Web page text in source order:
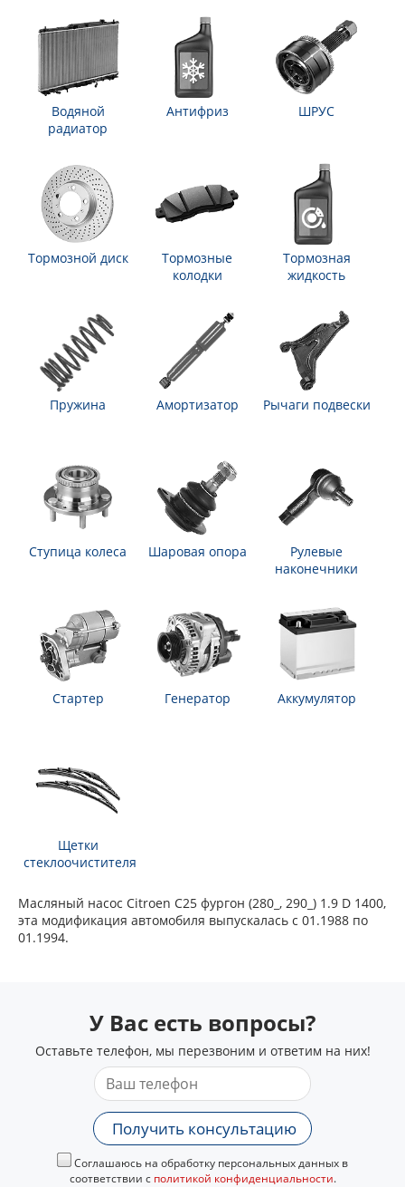
Водяной
радиатор
Антифриз ШРУС
Тормозной диск
Тормозные
колодки
Тормозная
жидкость
Пружина Амортизатор Рычаги подвески
Ступица колеса Шаровая опора
Рулевые
наконечники
Стартер Генератор Аккумулятор
Щетки
стеклоочистителя
Масляный насос Citroen C25 фургон (280_, 290_) 1.9 D 1400,
эта модификация автомобиля выпускалась с 01.1988 по
01.1994.
У Вас есть вопросы?
Оставьте телефон, мы перезвоним и ответим на них!
Получить консультацию
Соглашаюсь на обработку персональных данных в
соответствии с политикой конфиденциальности.